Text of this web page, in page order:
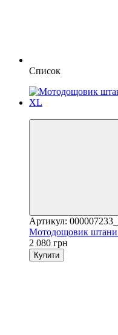
Список
Артикул:
Мотодощовик
2 080 грн
Купити